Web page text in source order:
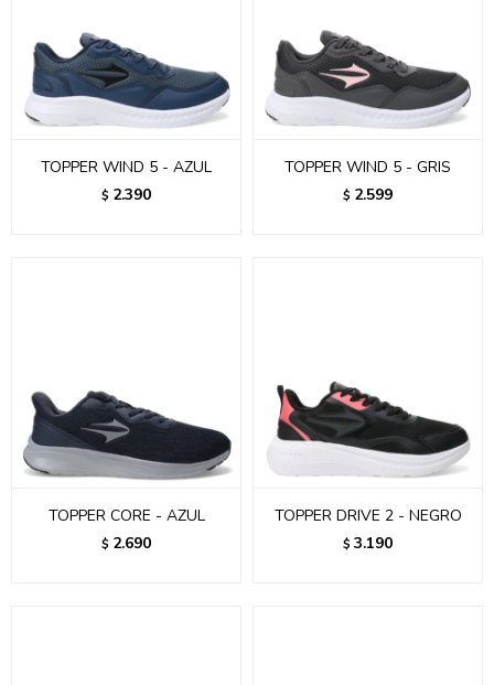
TOPPER WIND 5 - AZUL
$ 2.390
TOPPER WIND 5 - GRIS
$ 2.599
TOPPER CORE - AZUL
$ 2.690
TOPPER DRIVE 2 - NEGRO
$ 3.190